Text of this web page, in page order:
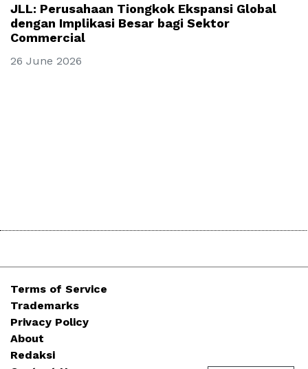
JLL: Perusahaan Tiongkok Ekspansi Global
dengan Implikasi Besar bagi Sektor
Commercial
26 June 2026
Terms of Service
Trademarks
Privacy Policy
About
Redaksi